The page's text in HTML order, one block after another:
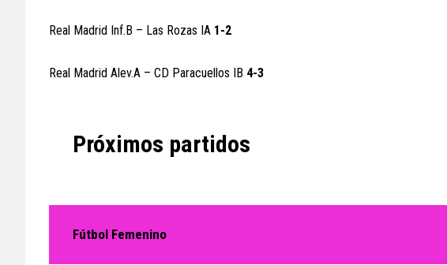
Real Madrid Inf.B – Las Rozas IA 1-2
Real Madrid Alev.A – CD Paracuellos IB 4-3
Próximos partidos
Fútbol Femenino